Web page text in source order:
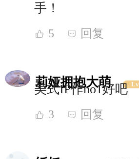
手！
5 回复
莉娅拥抱大萌
美式IP作no1好吧
3 回复